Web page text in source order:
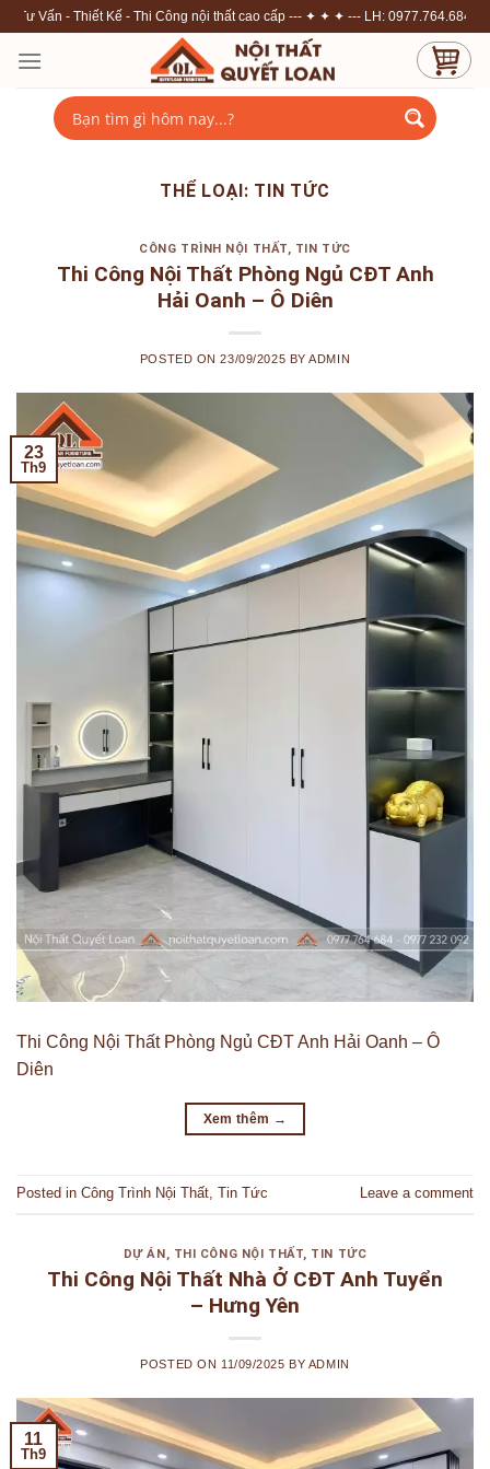
Skip
content
Kế - Thi Công nội thất cao cấp --- ✦ ✦ ✦ --- LH: 0977.764.684 - 0966.151.681
THỂ LOẠI: TIN TỨC
CÔNG TRÌNH NỘI THẤT, TIN TỨC
Thi Công Nội Thất Phòng Ngủ CĐT Anh
Hải Oanh – Ô Diên
POSTED ON23/09/2025 BYADMIN
23
Th9
Thi Công Nội Thất Phòng Ngủ CĐT Anh Hải Oanh – Ô
Diên
Xem thêm →
Posted in Công Trình Nội Thất, Tin Tức Leave a comment
DỰ ÁN, THI CÔNG NỘI THẤT, TIN TỨC
Thi Công Nội Thất Nhà Ở CĐT Anh Tuyển
– Hưng Yên
POSTED ON 11/09/2025 BY ADMIN
11
Th9